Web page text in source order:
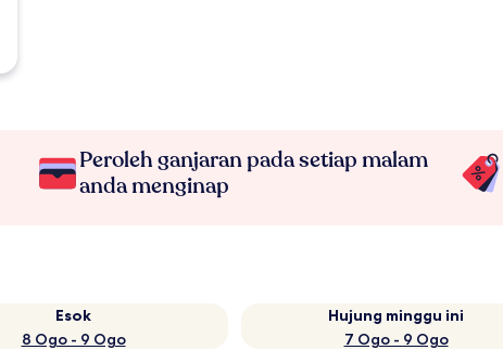
Peroleh ganjaran pada setiap malam
anda menginap
Esok
8 Ogo - 9 Ogo
Hujung minggu ini
7 Ogo - 9 Ogo